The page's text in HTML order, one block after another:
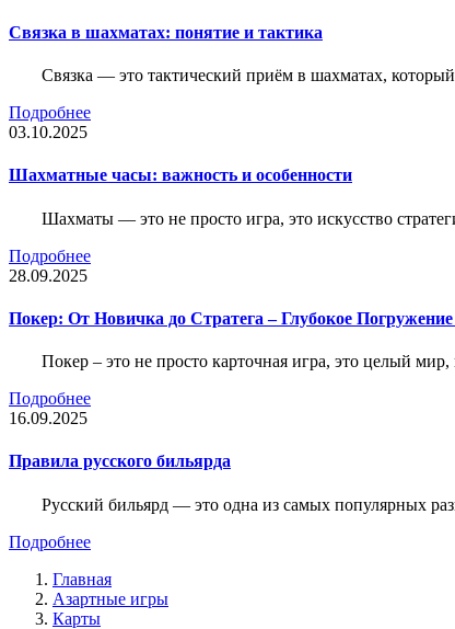
Связка в шахматах: понятие и тактика
Связка — это тактический приём в шахматах,
Подробнее
03.10.2025
Шахматные часы: важность и особенности
Шахматы — это не просто игра, это искусство
Подробнее
28.09.2025
Покер: От Новичка до Стратега – Глубокое
Покер – это не просто карточная игра, это целый
Подробнее
16.09.2025
Правила русского бильярда
Русский бильярд — это одна из самых популярных
Подробнее
Главная
Азартные игры
Карты